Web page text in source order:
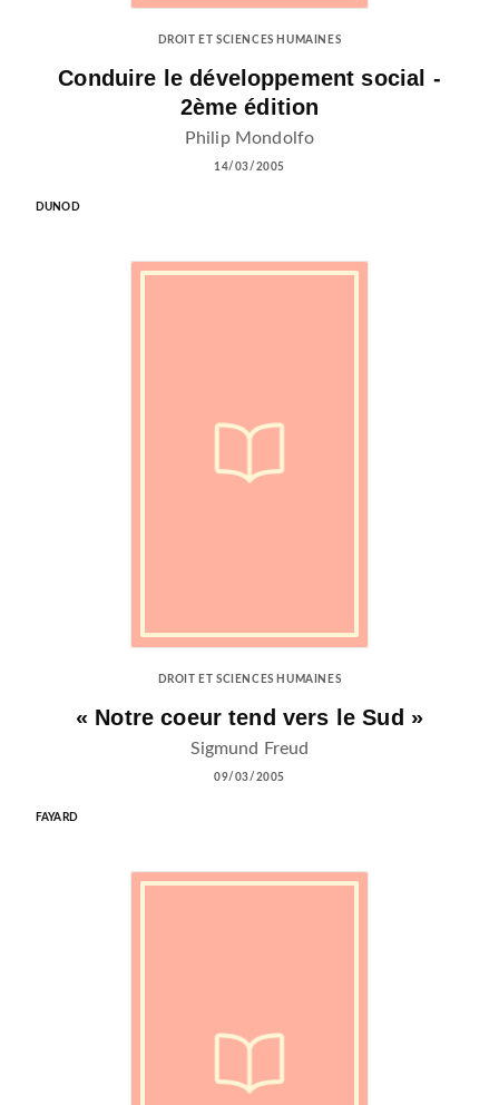
DROIT ET SCIENCES HUMAINES
Conduire le développement social -
2ème édition
Philip Mondolfo
14/03/2005
DUNOD
DROIT ET SCIENCES HUMAINES
« Notre coeur tend vers le Sud »
Sigmund Freud
09/03/2005
FAYARD